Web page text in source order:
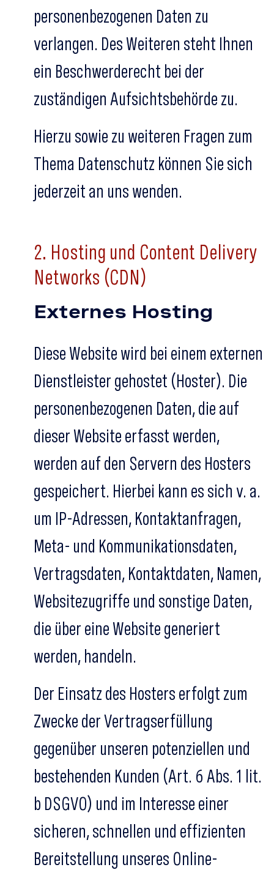
personenbezogenen Daten zu
verlangen. Des Weiteren steht Ihnen
ein Beschwerderecht bei der
zuständigen Aufsichtsbehörde zu.
Hierzu sowie zu weiteren Fragen zum
Thema Datenschutz können Sie sich
jederzeit an uns wenden.
2. Hosting und Content Delivery
Networks (CDN)
Externes Hosting
Diese Website wird bei einem externen
Dienstleister gehostet (Hoster). Die
personenbezogenen Daten, die auf
dieser Website erfasst werden,
werden auf den Servern des Hosters
gespeichert. Hierbei kann es sich v. a.
um IP-Adressen, Kontaktanfragen,
Meta- und Kommunikationsdaten,
Vertragsdaten, Kontaktdaten, Namen,
Websitezugriffe und sonstige Daten,
die über eine Website generiert
werden, handeln.
Der Einsatz des Hosters erfolgt zum
Zwecke der Vertragserfüllung
gegenüber unseren potenziellen und
bestehenden Kunden (Art. 6 Abs. 1 lit.
b DSGVO) und im Interesse einer
sicheren, schnellen und effizienten
Bereitstellung unseres Online-